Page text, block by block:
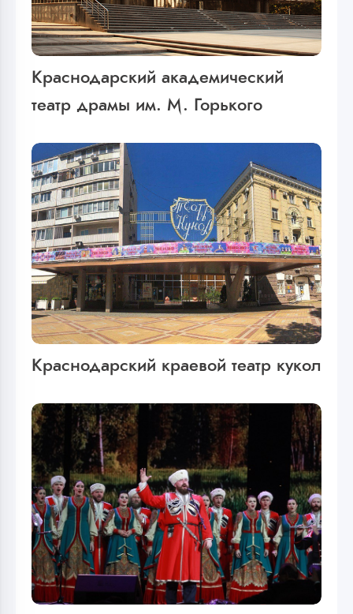
Краснодарский академический
театр драмы им. М. Горького
Краснодарский краевой театр кукол